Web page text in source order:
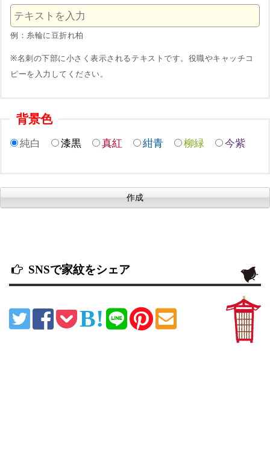
例：糸輪に豆折れ柏
※名刺の下部に小さく表示されるテキストです。役職やキャッチコ
ピーを入力してください。
背景色
純白 漆黒 真紅 紺青 柳緑 今紫
SNSで家紋をシェア